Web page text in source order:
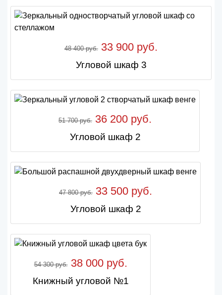
48 400 руб. 33 900 руб.
Угловой шкаф 3
51 700 руб. 36 200 руб.
Угловой шкаф 2
47 800 руб. 33 500 руб.
Угловой шкаф 2
54 300 руб.38 000 руб.
Книжный угловой №1